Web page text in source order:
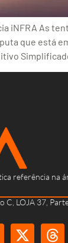
iNFRA As
que está
referência na
C, LOJA 37,